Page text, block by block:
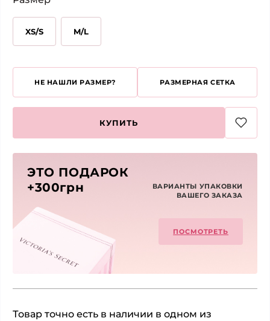
XS/S M/L
НЕ НАШЛИ РАЗМЕР? РАЗМЕРНАЯ СЕТКА
КУПИТЬ
ЭТО ПОДАРОК
+300грн
ВАРИАНТЫ УПАКОВКИ
ВАШЕГО ЗАКАЗА
ПОСМОТРЕТЬ
Товар точно есть в наличии в одном из